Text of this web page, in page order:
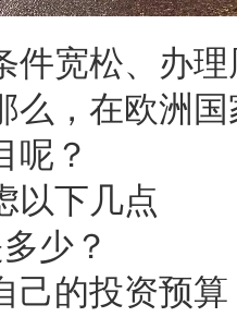
件宽松、办
么，在欧洲
呢？
以下几点
少？
己的投资预